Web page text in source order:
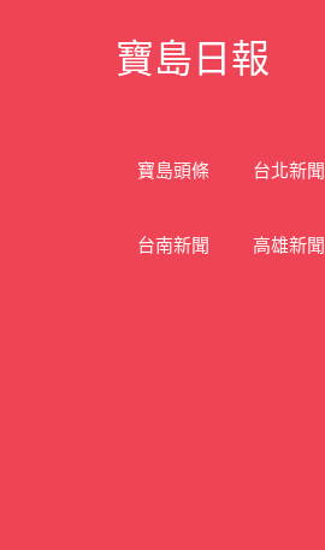
寶島日報
寶島頭條 台北新聞
台南新聞 高雄新聞